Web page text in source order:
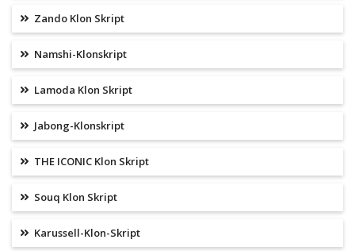
Zando Klon Skript
Namshi-Klonskript
Lamoda Klon Skript
Jabong-Klonskript
THE ICONIC Klon Skript
Souq Klon Skript
Karussell-Klon-Skript